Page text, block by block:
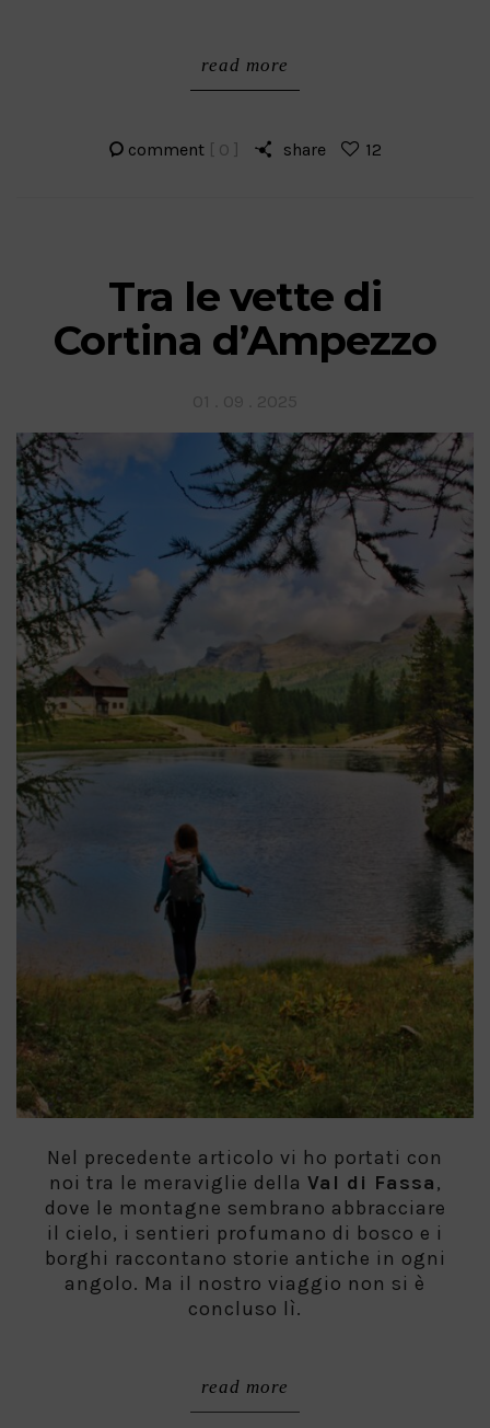
read more
comment [ 0 ] share 12
Tra le vette di
Cortina d’Ampezzo
on
Nel precedente articolo vi ho portati con
noi tra le meraviglie della Val di Fassa,
dove le montagne sembrano abbracciare
il cielo, i sentieri profumano di bosco e i
borghi raccontano storie antiche in ogni
angolo. Ma il nostro viaggio non si è
concluso lì.
read more